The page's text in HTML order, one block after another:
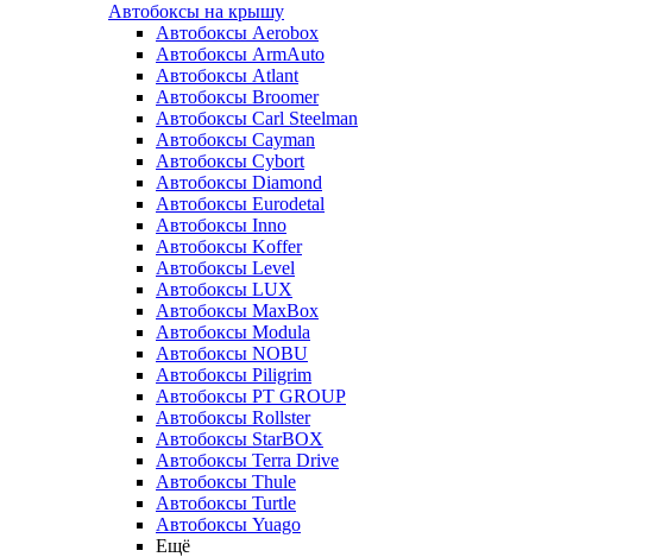
Автобоксы на крышу
Автобоксы Aerobox
Автобоксы ArmAuto
Автобоксы Atlant
Автобоксы Broomer
Автобоксы Carl Steelman
Автобоксы Cayman
Автобоксы Cybort
Автобоксы Diamond
Автобоксы Eurodetal
Автобоксы Inno
Автобоксы Koffer
Автобоксы Level
Автобоксы LUX
Автобоксы MaxBox
Автобоксы Modula
Автобоксы NOBU
Автобоксы Piligrim
Автобоксы PT GROUP
Автобоксы Rollster
Автобоксы StarBOX
Автобоксы Terra Drive
Автобоксы Thule
Автобоксы Turtle
Автобоксы Yuago
Ещё